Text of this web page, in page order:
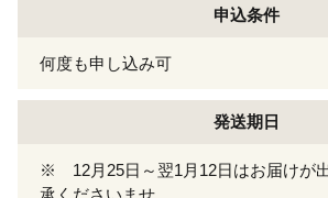
申込条件
何度も申し込み可
発送期日
※ 12月25日～翌1月12日はお届けが
承くださいませ。